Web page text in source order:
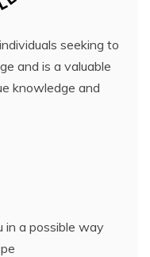
seeking to
and is a valuable
knowledge and
in a possible way